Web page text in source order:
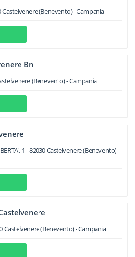
Castelvenere(Benevento) -Campania
Bn
(Benevento) -Campania
1 -82030Castelvenere(Benevento) -
Castelvenere(Benevento) -Campania